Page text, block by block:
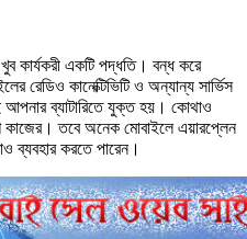
কার্যকরী একটি পদ্ধতি। বন্ধ করে
রেডিও কানেক্টিভিটি ও অন্যান্য সার্ভিস
আপনার ব্যাটারিতে যুক্ত হয়। কোথাও
কাজের। তবে অনেক মোবাইলে এয়ারপ্লেন
করতে পারেন।